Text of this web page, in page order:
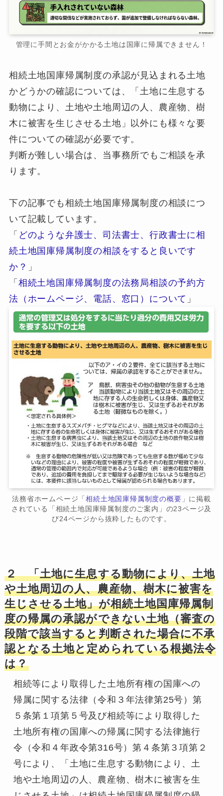
管理に手間とお金がかかる土地は国庫に帰属できません！
相続土地国庫帰属制度の承認が見込まれる土地
かどうかの確認については、「土地に生息する
動物により、土地や土地周辺の人、農産物、樹
木に被害を生じさせる土地」以外にも様々な要
件についての確認が必要です。
判断が難しい場合は、当事務所でもご相談を承
ります。
下の記事でも相続土地国庫帰属制度の相談につ
いて記載しています。
「 どのような弁護士、司法書士、行政書士に相
続土地国庫帰属制度の相談をすると良いです
か？ 」
「 相続土地国庫帰属制度の法務局相談の予約方
法（ホームページ、電話、窓口）について 」
法務省ホームページ「相続土地国庫帰属制度の概要 」に掲載
されている「相続土地国庫帰属制度のご案内」の23ページ及
び24ページから抜粋したものです。
２ 「土地に生息する動物により、土地
や土地周辺の人、農産物、樹木に被害を
生じさせる土地」が相続土地国庫帰属制
度の帰属の承認ができない土地（審査の
段階で該当すると判断された場合に不承
認となる土地と定められている根拠法令
は？
相続等により取得した土地所有権の国庫への
帰属に関する法律（令和３年法律第25号）第
５条第１項第５号及び相続等により取得した
土地所有権の国庫への帰属に関する法律施行
令（令和４年政令第316号）第４条第３項第２
号により、「土地に生息する動物により、土
地や土地周辺の人、農産物、樹木に被害を生